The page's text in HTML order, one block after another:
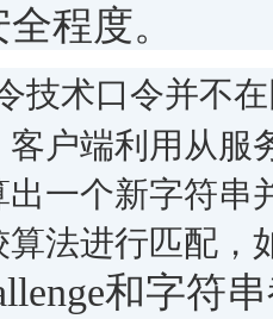
程度。
技术口令并不
户端利用从服
出一个新字符串
法进行匹配，
和字符